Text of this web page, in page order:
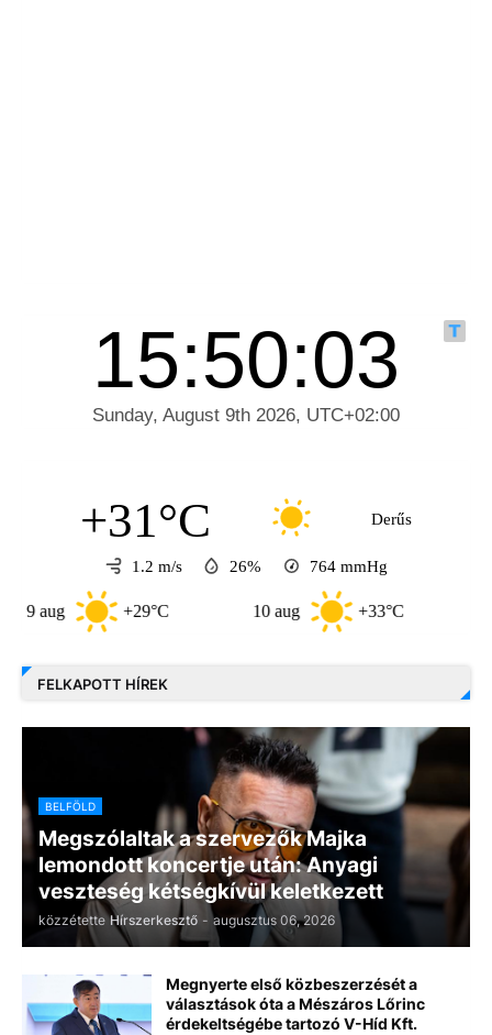
+31°C Derűs
1.2 m/s 26% 764 mmHg
+29°C 10 aug +33°C
FELKAPOTT HÍREK
BELFÖLD
Megszólaltak a szervezők Majka
lemondott koncertje után: Anyagi
veszteség kétségkívül keletkezett
közzétette Hírszerkesztő - augusztus 06, 2026
Megnyerte első közbeszerzését a
választások óta a Mészáros Lőrinc
érdekeltségébe tartozó V-Híd Kft.